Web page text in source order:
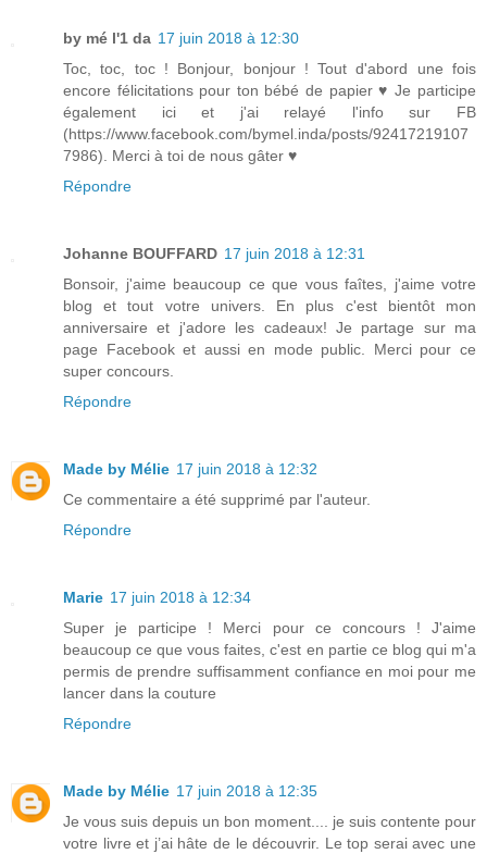
by mé l'1 da 17 juin 2018 à 12:30
Toc, toc, toc ! Bonjour, bonjour ! Tout d'abord une fois
encore félicitations pour ton bébé de papier ♥ Je participe
également ici et j'ai relayé l'info sur FB
(https://www.facebook.com/bymel.inda/posts/92417219107
7986). Merci à toi de nous gâter ♥
Répondre
Johanne BOUFFARD 17 juin 2018 à 12:31
Bonsoir, j'aime beaucoup ce que vous faîtes, j'aime votre
blog et tout votre univers. En plus c'est bientôt mon
anniversaire et j'adore les cadeaux! Je partage sur ma
page Facebook et aussi en mode public. Merci pour ce
super concours.
Répondre
Made by Mélie 17 juin 2018 à 12:32
Ce commentaire a été supprimé par l'auteur.
Répondre
Marie 17 juin 2018 à 12:34
Super je participe ! Merci pour ce concours ! J'aime
beaucoup ce que vous faites, c'est en partie ce blog qui m'a
permis de prendre suffisamment confiance en moi pour me
lancer dans la couture
Répondre
Made by Mélie 17 juin 2018 à 12:35
Je vous suis depuis un bon moment.... je suis contente pour
votre livre et j’ai hâte de le découvrir. Le top serai avec une